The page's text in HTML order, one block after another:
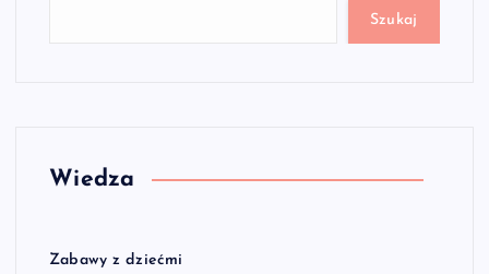
Szukaj
Wiedza
Zabawy z dziećmi